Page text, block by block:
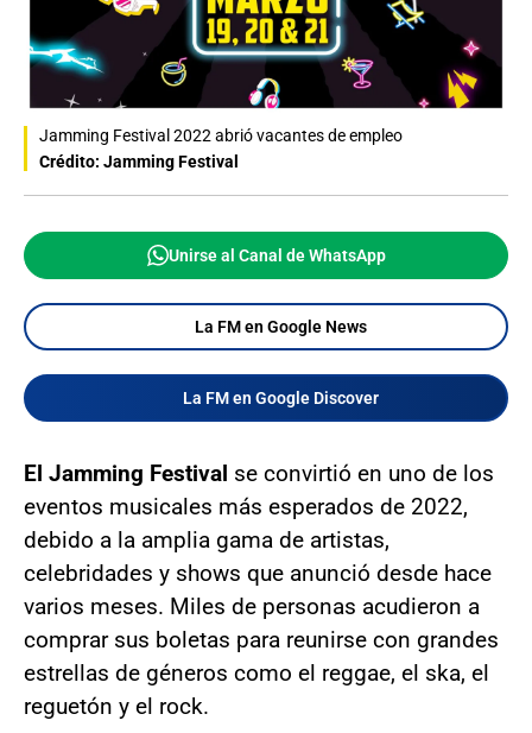
Jamming Festival 2022 abrió vacantes de empleo
Crédito: Jamming Festival
Unirse al Canal de WhatsApp
La FM en Google News
La FM en Google Discover
El Jamming Festival se convirtió en uno de los
eventos musicales más esperados de 2022,
debido a la amplia gama de artistas,
celebridades y shows que anunció desde hace
varios meses. Miles de personas acudieron a
comprar sus boletas para reunirse con grandes
estrellas de géneros como el reggae, el ska, el
reguetón y el rock.